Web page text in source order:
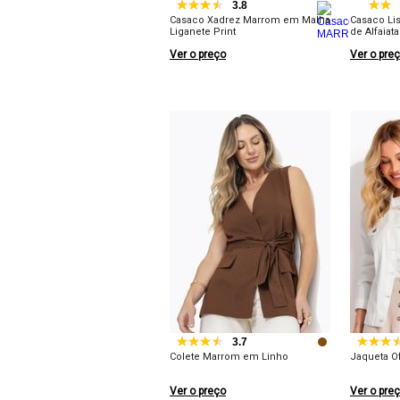
3.8
Casaco Xadrez Marrom em Malha
Liganete Print
Ver o preço
Casaco
de
Ver o
3.7
Colete Marrom em Linho
Ver o preço
Jaqueta
Ver o